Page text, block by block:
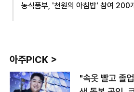
농식품부, '천원의 아침밥' 참여 200
아주PICK >
"속옷 빨고 졸